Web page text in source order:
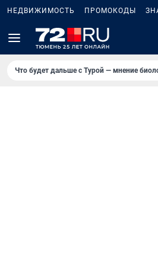
НЕДВИЖИМОСТЬ ПРОМОКОДЫ
Что будет дальше с Турой — мнение